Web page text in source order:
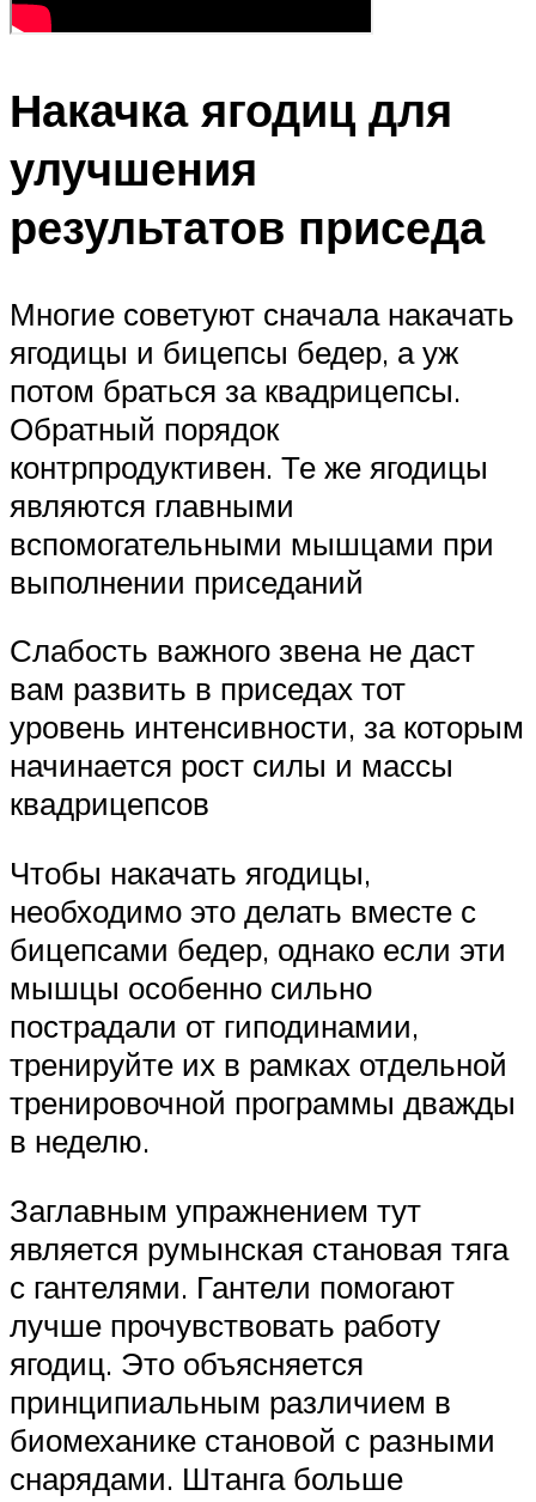
Накачка ягодиц для
улучшения
результатов приседа
Многие советуют сначала накачать
ягодицы и бицепсы бедер, а уж
потом браться за квадрицепсы.
Обратный порядок
контрпродуктивен. Те же ягодицы
являются главными
вспомогательными мышцами при
выполнении приседаний
Слабость важного звена не даст
вам развить в приседах тот
уровень интенсивности, за которым
начинается рост силы и массы
квадрицепсов
Чтобы накачать ягодицы,
необходимо это делать вместе с
бицепсами бедер, однако если эти
мышцы особенно сильно
пострадали от гиподинамии,
тренируйте их в рамках отдельной
тренировочной программы дважды
в неделю.
Заглавным упражнением тут
является румынская становая тяга
с гантелями. Гантели помогают
лучше прочувствовать работу
ягодиц. Это объясняется
принципиальным различием в
биомеханике становой с разными
снарядами. Штанга больше